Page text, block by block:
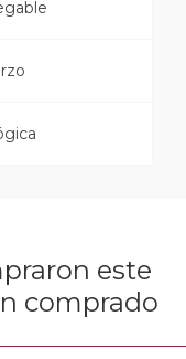
este
comprado